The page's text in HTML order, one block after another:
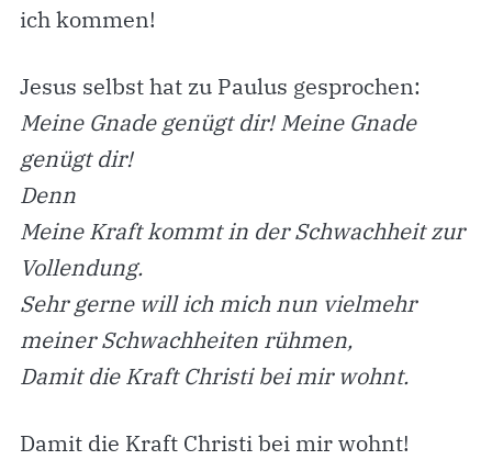
ich kommen!
Jesus selbst hat zu Paulus gesprochen:
Meine Gnade genügt dir! Meine Gnade
genügt dir!
Denn
Meine Kraft kommt in der Schwachheit zur
Vollendung.
Sehr gerne will ich mich nun vielmehr
meiner Schwachheiten rühmen,
Damit die Kraft Christi bei mir wohnt.
Damit die Kraft Christi bei mir wohnt!